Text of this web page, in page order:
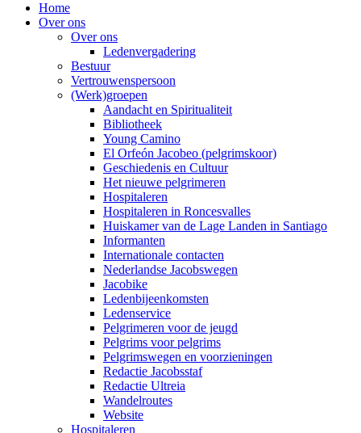
Home
Over ons
Over ons
Ledenvergadering
Bestuur
Vertrouwenspersoon
(Werk)groepen
Aandacht en Spiritualiteit
Bibliotheek
Young Camino
El Orfeón Jacobeo (pelgrimskoor)
Geschiedenis en Cultuur
Het nieuwe pelgrimeren
Hospitaleren
Hospitaleren in Roncesvalles
Huiskamer van de Lage Landen in Santiago
Informanten
Internationale contacten
Nederlandse Jacobswegen
Jacobike
Ledenbijeenkomsten
Ledenservice
Pelgrimeren voor de jeugd
Pelgrims voor pelgrims
Pelgrimswegen en voorzieningen
Redactie Jacobsstaf
Redactie Ultreia
Wandelroutes
Website
Hospitaleren